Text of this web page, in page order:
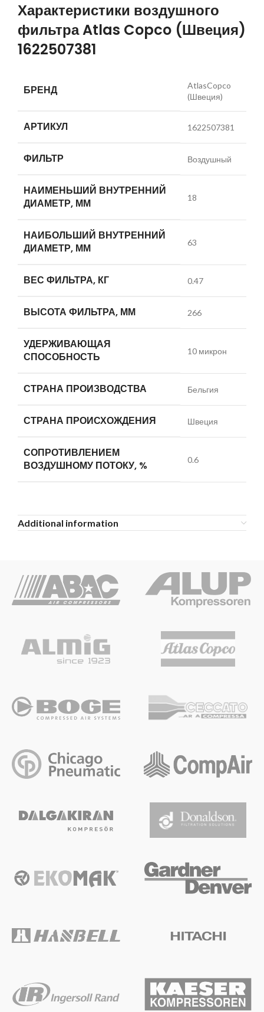
Характеристики воздушного
фильтра Atlas Copco (Швеция)
1622507381
БРЕНД
AtlasCopco
(Швеция)
АРТИКУЛ 1622507381
ФИЛЬТР Воздушный
НАИМЕНЬШИЙ ВНУТРЕННИЙ
ДИАМЕТР, ММ
18
НАИБОЛЬШИЙ ВНУТРЕННИЙ
ДИАМЕТР, ММ
63
ВЕС ФИЛЬТРА, КГ 0.47
ВЫСОТА ФИЛЬТРА, ММ 266
УДЕРЖИВАЮЩАЯ
СПОСОБНОСТЬ
10 микрон
СТРАНА ПРОИЗВОДСТВА Бельгия
СТРАНА ПРОИСХОЖДЕНИЯ Швеция
СОПРОТИВЛЕНИЕМ
ВОЗДУШНОМУ ПОТОКУ, %
0.6
Additional information